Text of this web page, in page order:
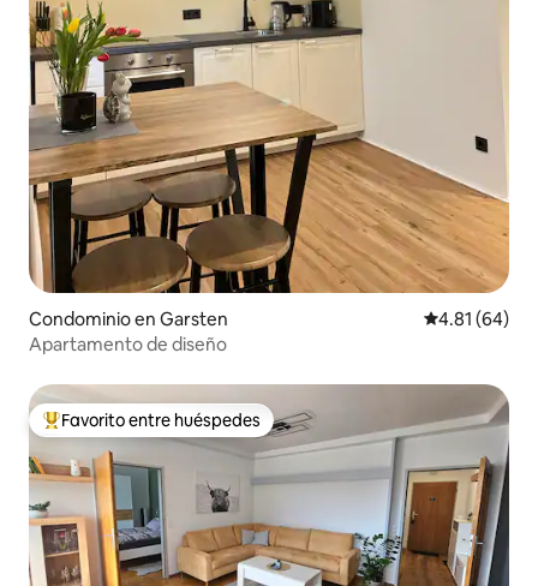
Condominio en Garsten Calificación
4.81 (64)
Apartamento de diseño
De los mejores en Favorito entre huéspedes
Favorito entre huéspedes